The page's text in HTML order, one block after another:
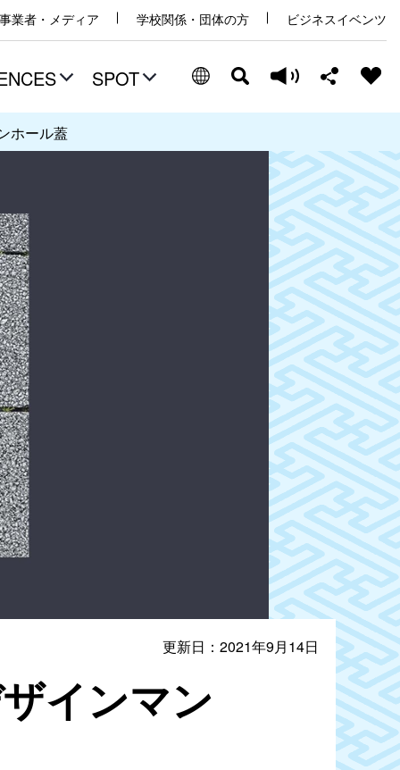
業者・メディア 学校関係・団体の方 ビジネスイベンツ
SPOT
ホール蓋
更新日：2021年9月14日
インマン